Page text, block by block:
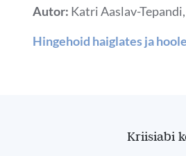
Autor: Katri Aaslav-
Hingehoid haiglates ja
Kriisiabi